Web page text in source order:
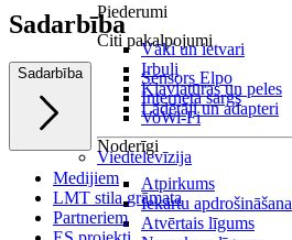
Citi pakalpojumi
Sensors Elpo
Interneta sargs
VoWi-Fi
Viedtelevīzija
Piederumi
Vāki un ietvari
Irbuļi
Klaviatūras un peles
Lādētāji un adapteri
Noderīgi
Atpirkums
Iekārtu apdrošināšana
Atvērtais līgums
Sadarbība
Sadarbība
Medijiem
LMT stila grāmata
Partneriem